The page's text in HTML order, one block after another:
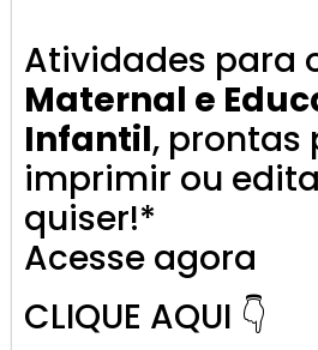
Atividades para
Maternal e
Infantil, prontas
imprimir ou
quiser!*
Acesse agora
CLIQUE AQUI 👇